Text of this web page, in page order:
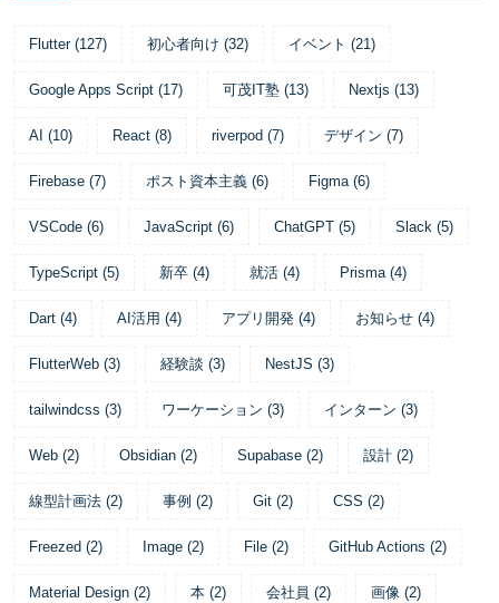
Flutter (127) 初心者向け (32) イベント (21)
Google Apps Script (17) 可茂IT塾 (13) Nextjs (13)
AI (10) React (8) riverpod (7) デザイン (7)
Firebase (7) ポスト資本主義 (6) Figma (6)
VSCode (6) JavaScript (6) ChatGPT (5) Slack (5)
TypeScript (5) 新卒 (4) 就活 (4) Prisma (4)
Dart (4) AI活用 (4) アプリ開発 (4) お知らせ (4)
FlutterWeb (3) 経験談 (3) NestJS (3)
tailwindcss (3) ワーケーション (3) インターン (3)
Web (2) Obsidian (2) Supabase (2) 設計 (2)
線型計画法 (2) 事例 (2) Git (2) CSS (2)
Freezed (2) Image (2) File (2) GitHub Actions (2)
Material Design (2) 本 (2) 会社員 (2) 画像 (2)